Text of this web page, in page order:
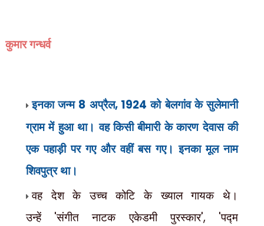
कुमार गन्धर्व
इनका जन्म 8 अप्रैल, 1924 को बेलगांव के सुलेमानी
ग्राम में हुआ था। वह किसी बीमारी के कारण देवास की
एक पहाड़ी पर गए और वहीं बस गए। इनका मूल नाम
शिवपुत्र था।
वह देश के उच्च कोटि के ख्याल गायक थे।
उन्हें 'संगीत नाटक एकेडमी पुरस्कार', 'पद्म